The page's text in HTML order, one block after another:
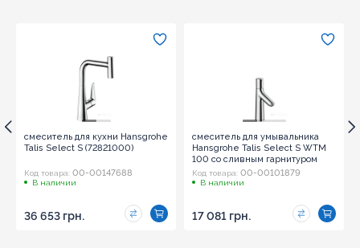
смеситель для кухни Hansgrohe
Talis Select S (72821000)
Код товара: 00-00147688
В наличии
36 653 грн.
смеситель для умывальника
Hansgrohe Talis Select S WTM
100 со сливным гарнитуром
(72042000)
Код товара: 00-00101879
В наличии
17 081 грн.